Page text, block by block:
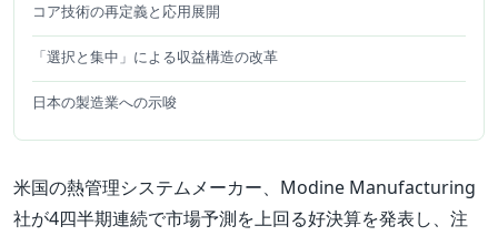
コア技術の再定義と応用展開
「選択と集中」による収益構造の改革
日本の製造業への示唆
米国の熱管理システムメーカー、Modine Manufacturing
社が4四半期連続で市場予測を上回る好決算を発表し、注